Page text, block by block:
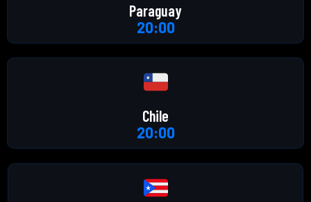
Paraguay
20:00
Chile
20:00